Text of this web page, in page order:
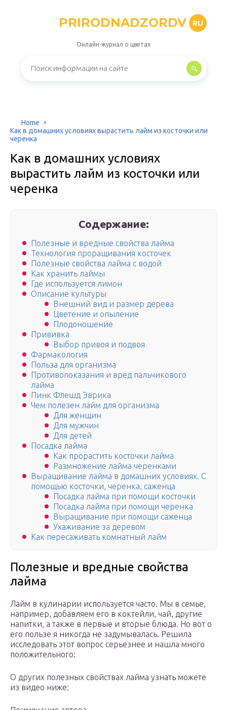
PRIRODNADZORDV RU
Онлайн-журнал о цветах
Home
Как в домашних условиях вырастить лайм из косточки или
черенка
Как в домашних условиях
вырастить лайм из косточки или
черенка
Содержание:
Полезные и вредные свойства лайма
Технология проращивания косточек
Полезные свойства лайма с водой
Как хранить лаймы
Где используется лимон
Описание культуры
Внешний вид и размер дерева
Цветение и опыление
Плодоношение
Прививка
Выбор привоя и подвоя
Фармакология
Польза для организма
Противопоказания и вред пальчикового
лайма
Пинк Флешд Эврика
Чем полезен лайм для организма
Для женщин
Для мужчин
Для детей
Посадка лайма
Как прорастить косточки лайма
Размножение лайма черенками
Выращивание лайма в домашних условиях. С
помощью косточки, черенка, саженца
Посадка лайма при помощи косточки
Посадка лайма при помощи черенка
Выращивание при помощи саженца
Ухаживание за деревом
Как пересаживать комнатный лайм
Полезные и вредные свойства
лайма
Лайм в кулинарии используется часто. Мы в семье,
например, добавляем его в коктейли, чай, другие
напитки, а также в первые и вторые блюда. Но вот о
его пользе я никогда не задумывалась. Решила
исследовать этот вопрос серьезнее и нашла много
положительного:
О других полезных свойствах лайма узнать можете
из видео ниже: